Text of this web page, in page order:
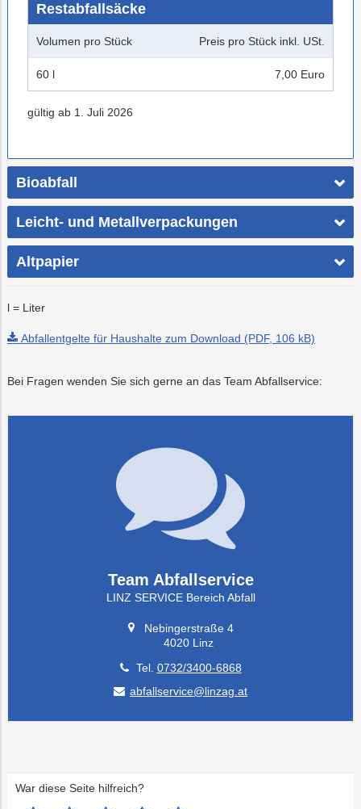
Restabfallsäcke
Volumen pro Stück Preis pro Stück inkl. USt.
60 l 7,00 Euro
gültig ab 1. Juli 2026
Bioabfall
Leicht- und Metallverpackungen
Altpapier
l = Liter
Abfallentgelte für Haushalte zum Download (PDF, 106 kB)
Bei Fragen wenden Sie sich gerne an das Team Abfallservice:
Team Abfallservice
LINZ SERVICE Bereich Abfall
Nebingerstraße 4
4020 Linz
Tel. 0732/3400-6868
abfallservice@linzag.at
War diese Seite hilfreich?